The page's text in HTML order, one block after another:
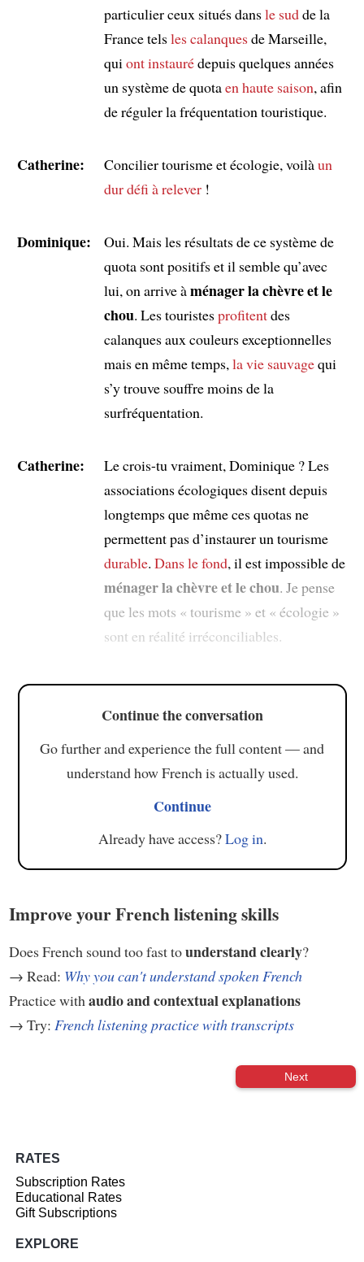
particulier ceux situés dansle sudde la
France telsles calanquesde Marseille,
qui ont instaurédepuis quelques années
un système de quotaen haute saison, afin
de réguler la fréquentation touristique.
Catherine: Concilier tourisme et écologie, voilàun
dur défi à relever!
Dominique:
Oui. Mais les résultats de ce système de
quota sont positifs et il semble qu’avec
lui, on arrive àménager la chèvre et le
chou. Les touristesprofitentdes
calanques aux couleurs exceptionnelles
mais en même temps, la vie sauvagequi
s’y trouve souffre moins de la
surfréquentation.
Catherine:
Le crois-tu vraiment, Dominique ? Les
associations écologiques disent depuis
longtemps que même ces quotas ne
permettent pas d’instaurer un tourisme
durable. Dans le fond, il est impossible de
ménager la chèvre et le chou. Je pense
que les mots « tourisme » et « écologie »
sont en réalité irréconciliables.
Continue the conversation
Go further and experience the full content — and
understand how French is actually used.
Continue
Already have access?Log in.
Improve your French listening skills
Does French sound too fast tounderstand clearly?
→ Read: Why you can't understand spoken French
Practice with audio and contextual explanations
→ Try: French listening practice with transcripts
Next
RATES
Subscription Rates
Educational Rates
Gift Subscriptions
EXPLORE